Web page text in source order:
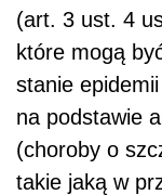
(art. 3 ust. 4
które mogą
stanie
na podstawie
(choroby o
takie jaką w